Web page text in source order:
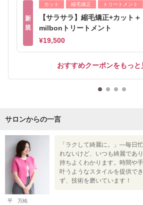
新
規
カット 縮毛矯正 トリートメント
【サラサラ】縮毛矯正+カット＋
milbonトリートメント
¥19,500
おすすめクーポンをもっと
サロンからの一言
平 万純
「ラクして綺麗に。」―毎日
れないけど、いつも綺麗であ
持ちよくわかります。時間や
叶うようなスタイルを提供で
ず、技術を磨いています！